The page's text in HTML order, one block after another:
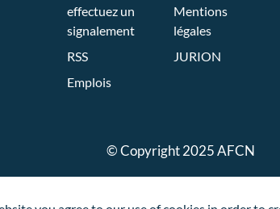
effectuez un
signalement
RSS
Emplois
Mentions
légales
JURION
© Copyright 2025 AFCN